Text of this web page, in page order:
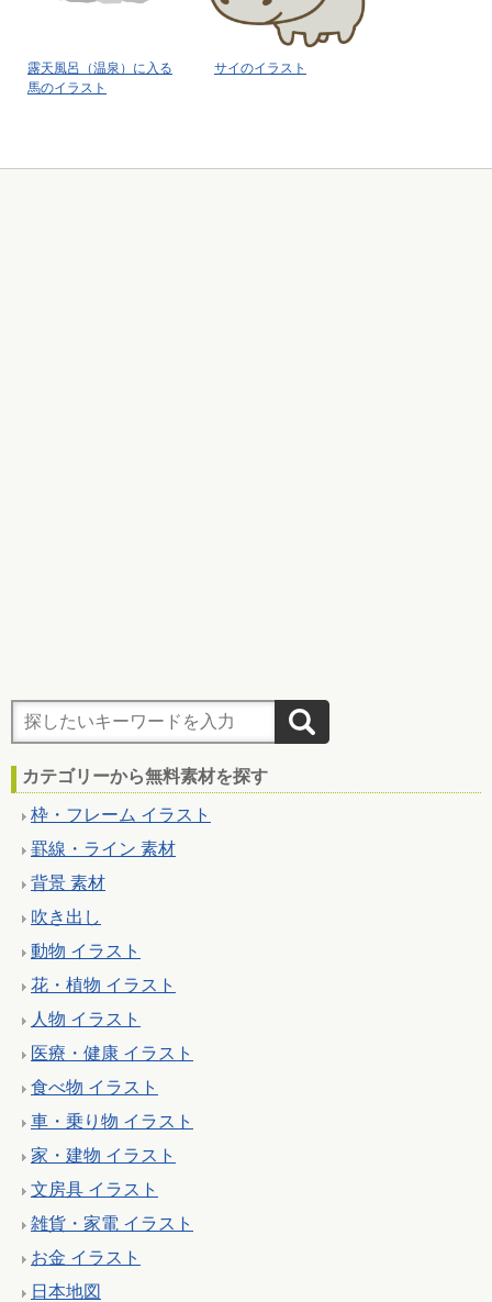
露天風呂（温泉）に入る
馬のイラスト
サイのイラスト
カテゴリーから無料素材を探す
枠・フレーム イラスト
罫線・ライン 素材
背景 素材
吹き出し
動物 イラスト
花・植物 イラスト
人物 イラスト
医療・健康 イラスト
食べ物 イラスト
車・乗り物 イラスト
家・建物 イラスト
文房具 イラスト
雑貨・家電 イラスト
お金 イラスト
日本地図